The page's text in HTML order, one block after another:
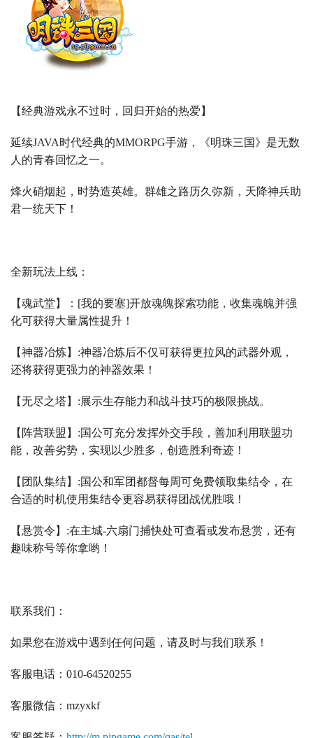
【经典游戏永不过时，回归开始的热爱】
延续JAVA时代经典的MMORPG手游，《明珠三国》是无数
人的青春回忆之一。
烽火硝烟起，时势造英雄。群雄之路历久弥新，天降神兵助
君一统天下！
全新玩法上线：
【魂武堂】： [我的要塞]开放魂魄探索功能，收集魂魄并强
化可获得大量属性提升！
【神器冶炼】 :神器冶炼后不仅可获得更拉风的武器外观，
还将获得更强力的神器效果！
【无尽之塔】 :展示生存能力和战斗技巧的极限挑战。
【阵营联盟】 :国公可充分发挥外交手段，善加利用联盟功
能，改善劣势，实现以少胜多，创造胜利奇迹！
【团队集结】 :国公和军团都督每周可免费领取集结令，在
合适的时机使用集结令更容易获得团战优胜哦！
【悬赏令】 :在主城-六扇门捕快处可查看或发布悬赏，还有
趣味称号等你拿哟！
联系我们：
如果您在游戏中遇到任何问题，请及时与我们联系！
客服电话： 010-64520255
客服微信： mzyxkf